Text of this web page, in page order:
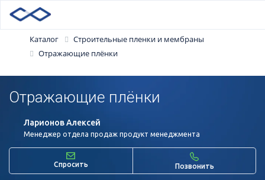
Каталог
Строительные пленки и мембраны
Отражающие плёнки
Отражающие плёнки
Ларионов Алексей
Менеджер отдела продаж продукт менеджмента
Спросить Позвонить